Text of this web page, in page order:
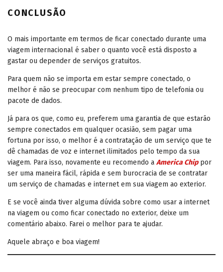
CONCLUSÃO
O mais importante em termos de ficar conectado durante uma
viagem internacional é saber o quanto você está disposto a
gastar ou depender de serviços gratuitos.
Para quem não se importa em estar sempre conectado, o
melhor é não se preocupar com nenhum tipo de telefonia ou
pacote de dados.
Já para os que, como eu, preferem uma garantia de que estarão
sempre conectados em qualquer ocasião, sem pagar uma
fortuna por isso, o melhor é a contratação de um serviço que te
dê chamadas de voz e internet ilimitados pelo tempo da sua
viagem. Para isso, novamente eu recomendo a America Chippor
ser uma maneira fácil, rápida e sem burocracia de se contratar
um serviço de chamadas e internet em sua viagem ao exterior.
E se você ainda tiver alguma dúvida sobre como usar a internet
na viagem ou como ficar conectado no exterior, deixe um
comentário abaixo. Farei o melhor para te ajudar.
Aquele abraço e boa viagem!